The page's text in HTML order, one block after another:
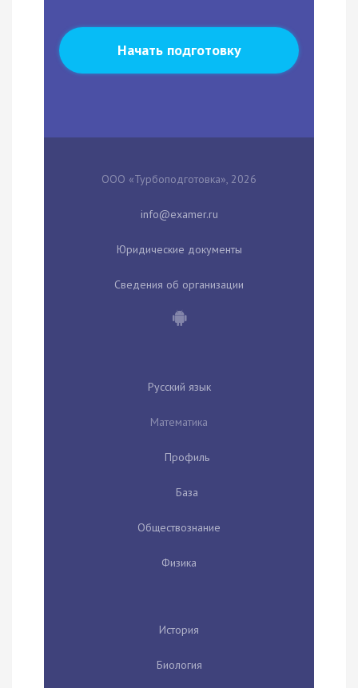
Начать подготовку
ООО «Турбоподготовка», 2026
Юридические документы
Сведения об организации
Русский язык
Математика
Профиль
База
Обществознание
Физика
История
Биология